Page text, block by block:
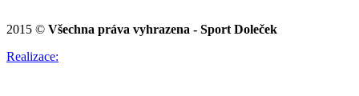
2015 © Všechna práva vyhrazena - Sport Doleček
Realizace: